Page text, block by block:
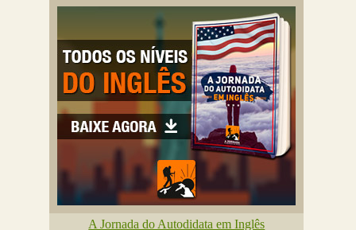
A Jornada do Autodidata em Inglês